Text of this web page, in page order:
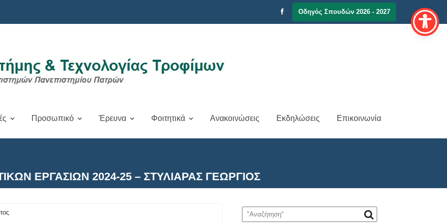
Οδηγός Σπουδών 2026 - 2027
Προσωπικό Έρευνα Φοιτητικά Ανακοινώσεις Εκδηλώσεις Επικοινωνία
ΕΡΓΑΣΙΩΝ 2024-25 – ΣΤΥΛΙΑΡΑΣ ΓΕΩΡΓΙΟΣ